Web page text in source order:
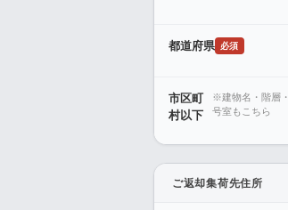
都道府県 必須
市区町
村以下
※建物名・階層・
号室もこちら
ご返却集荷先住所